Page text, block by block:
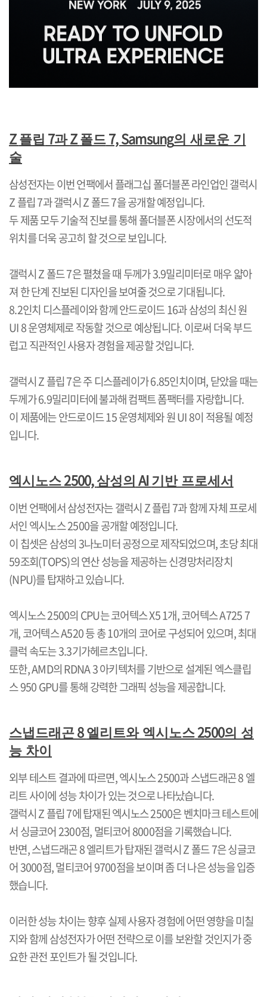
Z 플립 7과Z 폴드7, Samsung의 새로운 기
술
삼성전자는 이번 언팩에서 플래그십 폴더블폰 라인업인 갤럭시
Z플립7과 갤럭시Z폴드7을 공개할 예정입니다.
두 제품 모두 기술적 진보를 통해 폴더블폰 시장에서의 선도적
위치를 더욱 공고히 할 것으로 보입니다.
갤럭시Z폴드7은 펼쳤을 때 두께가3.9밀리미터로 매우 얇아
져 한 단계 진보된 디자인을 보여줄 것으로 기대됩니다.
8.2인치 디스플레이와 함께 안드로이드16과 삼성의 최신 원
UI 8운영체제로 작동할 것으로 예상됩니다.이로써 더욱 부드
럽고 직관적인 사용자 경험을 제공할 것입니다.
갤럭시Z플립7은 주 디스플레이가6.85인치이며,닫았을 때는
두께가6.9밀리미터에 불과해 컴팩트 폼팩터를 자랑합니다.
이 제품에는 안드로이드15운영체제와 원UI 8이 적용될 예정
입니다.
엑시노스 2500, 삼성의 AI 기반 프로세서
이번 언팩에서 삼성전자는 갤럭시 Z플립 7과 함께 자체 프로세
서인 엑시노스2500을 공개할 예정입니다.
이 칩셋은 삼성의3나노미터 공정으로 제작되었으며,초당 최대
59조회(TOPS)의 연산 성능을 제공하는 신경망처리장치
(NPU)를 탑재하고 있습니다.
엑시노스2500의 CPU는 코어텍스X5 1개,코어텍스A725 7
개,코어텍스A520등 총10개의 코어로 구성되어 있으며,최대
클럭 속도는3.3기가헤르츠입니다.
또한, AMD의RDNA 3아키텍처를 기반으로 설계된 엑스클립
스950 GPU를 통해 강력한 그래픽 성능을 제공합니다.
스냅드래곤 8 엘리트와 엑시노스2500의 성
능 차이
외부 테스트 결과에 따르면,엑시노스2500과 스냅드래곤8엘
리트 사이에 성능 차이가 있는 것으로 나타났습니다.
갤럭시Z플립7에 탑재된 엑시노스2500은 벤치마크 테스트에
서 싱글코어2300점,멀티코어8000점을 기록했습니다.
반면,스냅드래곤8엘리트가 탑재된 갤럭시Z폴드7은 싱글코
어3000점,멀티코어9700점을 보이며 좀 더 나은 성능을 입증
했습니다.
이러한 성능 차이는 향후 실제 사용자 경험에 어떤 영향을 미칠
지와 함께 삼성전자가 어떤 전략으로 이를 보완할 것인지가 중
요한 관전 포인트가 될 것입니다.